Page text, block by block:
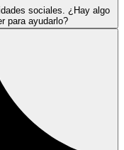
sociales. ¿Hay algo
para ayudarlo?